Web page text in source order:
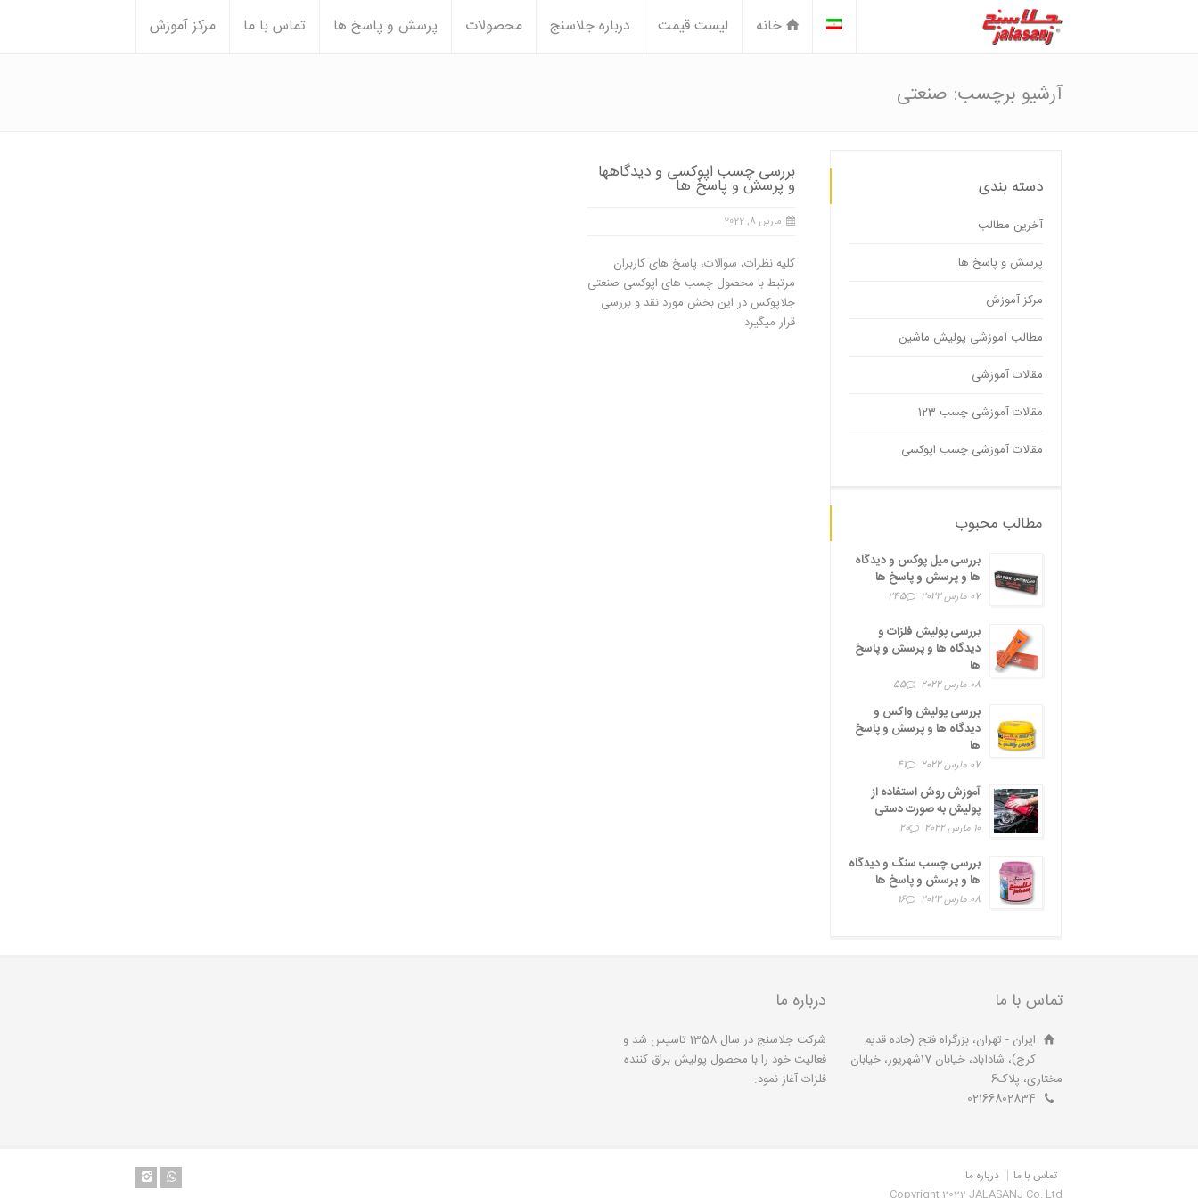
خانه لیست قیمت درباره جلاسنج محصولات پرسش و پاسخ ها تماس با ما مرکز آموزش
آرشیو برچسب: صنعتی
بررسی چسب اپوکسی و دیدگاهها
و پرسش و پاسخ ها
مارس 8, 2022
کلیه نظرات، سوالات، پاسخ های کاربران
مرتبط با محصول چسب های اپوکسی صنعتی
جلاپوکس در این بخش مورد نقد و بررسی
قرار میگیرد
دسته بندی
آخرین مطالب
پرسش و پاسخ ها
مرکز آموزش
مطالب آموزشی پولیش ماشین
مقالات آموزشی
مقالات آموزشی چسب 123
مقالات آموزشی چسب اپوکسی
مطالب محبوب
بررسی میل پوکس و دیدگاه
ها و پرسش و پاسخ ها
07 مارس 2022 245
بررسی پولیش فلزات و
دیدگاه ها و پرسش و پاسخ
ها
08 مارس 2022 55
بررسی پولیش واکس و
دیدگاه ها و پرسش و پاسخ
ها
07 مارس 2022 41
آموزش روش استفاده از
پولیش به صورت دستی
10 مارس 2022 20
بررسی چسب سنگ و دیدگاه
ها و پرسش و پاسخ ها
08 مارس 2022 16
تماس با ما
ایران - تهران، بزرگراه فتح (جاده قدیم
کرج)، شادآباد، خیابان 17شهریور، خیابان
مختاری، پلاک6
02166802834
درباره ما
شرکت جلاسنج در سال 1358 تاسیس شد و
فعالیت خود را با محصول پولیش براق کننده
فلزات آغاز نمود.
درباره ما
تماس با ما
Copyright 2022 JALASANJ Co. Ltd